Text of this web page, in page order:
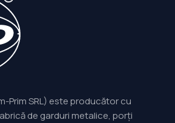
Prim SRL) este producător cu
de garduri metalice, porți